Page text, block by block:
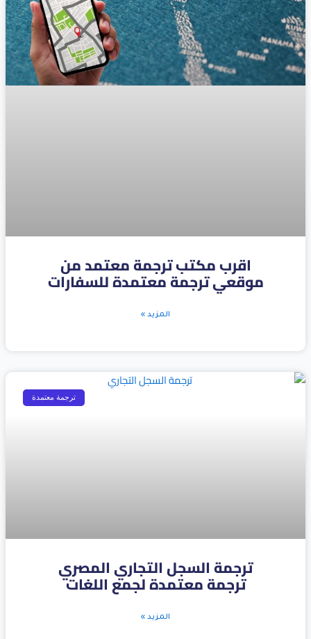
اقرب مكتب ترجمة معتمد من
موقعي ترجمة معتمدة للسفارات
المزيد »
ترجمة معتمدة
ترجمة السجل التجاري المصري
ترجمة معتمدة لجمع اللغات
المزيد »